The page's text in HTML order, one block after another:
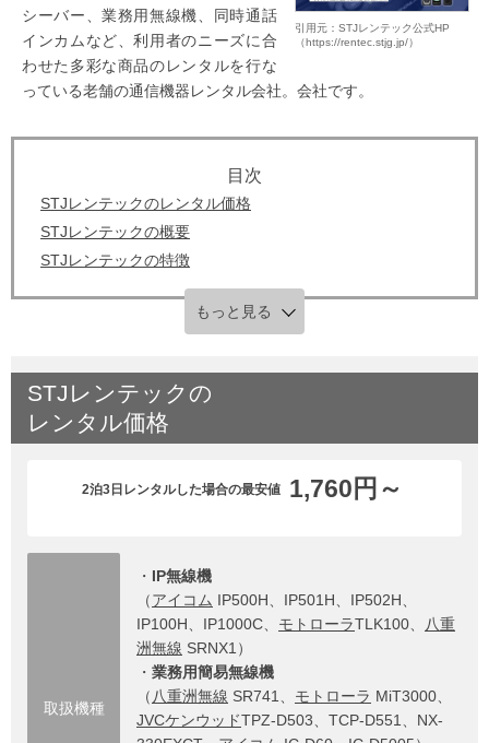
引用元：STJレンテック公式HP
（https://rentec.stjg.jp/）
シーバー、業務用無線機、同時通話
インカムなど、利用者のニーズに合
わせた多彩な商品のレンタルを行な
っている老舗の通信機器レンタル会社。会社です。
STJレンテックのレンタル価格
STJレンテックの概要
STJレンテックの特徴
もっと見る
STJレンテック の
レンタル価格
2泊3日レンタルした場合の最安値 1,760円～
取扱機種
・ IP無線機
（アイコム IP500H、IP501H、IP502H、
IP100H、IP1000C、 モトローラTLK100、
八重
洲無線 SRNX1）
・ 業務用簡易無線機
（ 八重洲無線 SR741、 モトローラ MiT3000、
JVCケンウッドTPZ-D503、TCP-D551、NX-